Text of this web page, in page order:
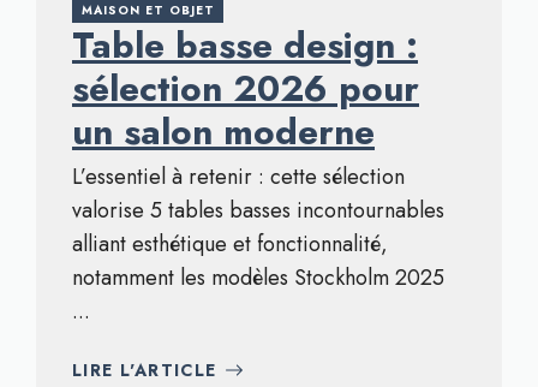
MAISON ET OBJET
Table basse design :
sélection 2026 pour
un salon moderne
L’essentiel à retenir : cette sélection
valorise 5 tables basses incontournables
alliant esthétique et fonctionnalité,
notamment les modèles Stockholm 2025
...
LIRE L'ARTICLE